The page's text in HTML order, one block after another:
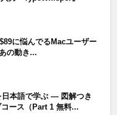
に悩んでるMacユーザー
の動き...
本語で学ぶ — 図解つき
ース（Part 1 無料...